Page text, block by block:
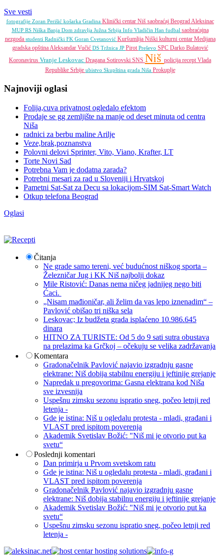
Sve vesti
fotografije Zoran Perišić košarka Gradina Klinički centar Niš saobraćaj BeogradAleksinac
MUP RS Niška Banja Dom zdravlja Južna Srbija Info Vladičin Han fudbal saobraćajna
nezgoda studenti Radnički FK Goran Cvetanović Kuršumlija Niški kulturni centar Medijana
gradska opštinaAleksandar Vučić DS Tržnica JP PirotPreševo SPC Darko Bulatović
Koronavirus Vranje Leskovac Dragana Sotirovski SNS Niš policija receptVlada
Republike Srbije ubistvo Skupština grada Niša Prokuplje
Najnoviji oglasi
Folija,cuva privatnost ogledalo efektom
Prodaje se gg zemljište na manje od deset minuta od centra
Niša
radnici za berbu maline Arilje
Veze,brak,poznanstva
Polovni delovi Sprinter, Vito, Viano, Krafter, LT
Torte Novi Sad
Potrebna Vam je dodatna zarada?
Potrebni mesari za rad u Sloveniji i Hrvatskoj
Pametni Sat-Sat za Decu sa lokacijom-SIM Sat-Smart Watch
Otkup telefona Beograd
Oglasi
Čitanja
Ne grade samo tereni, već budućnost niškog sporta –
Železničar Jug i KK Niš najbolji dokaz
Mile Ristović: Danas nema ničeg jadnijeg nego biti
Ćaci.
„Nisam mađioničar, ali želim da vas lepo iznenadim“ –
Pavlović obišao tri niška sela
Leskovac; Iz budžeta grada isplaćeno 10.986.645
dinara
HITNO ZA TURISTE: Od 5 do 9 sati sutra obustava
na prelazima ka Grčkoj – očekuju se velika zadržavanja
Komentara
Gradonačelnik Pavlović najavio izgradnju gasne
elektrane: Niš dobija stabilnu energiju i jeftinije grejanje
Napredak u pregovorima: Gasna elektrana kod Niša
sve izvesnija
Uspešnu zimsku sezonu ispratio sneg, počeo letnji red
letenja -
Gde je istina: Niš u ogledalu protesta - mladi, građani i
VLAST pred ispitom poverenja
Akademik Svetislav Božić: "Niš mi je otvorio put ka
svetu“
Poslednji komentari
Dan primirja u Prvom svetskom ratu
Gde je istina: Niš u ogledalu protesta - mladi, građani i
VLAST pred ispitom poverenja
Gradonačelnik Pavlović najavio izgradnju gasne
elektrane: Niš dobija stabilnu energiju i jeftinije grejanje
Akademik Svetislav Božić: "Niš mi je otvorio put ka
svetu“
Uspešnu zimsku sezonu ispratio sneg, počeo letnji red
letenja -